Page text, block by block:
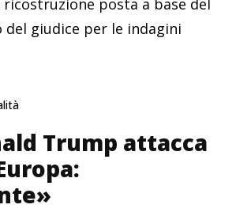
ricostruzione posta a base del
del giudice per le indagini
Trump attacca